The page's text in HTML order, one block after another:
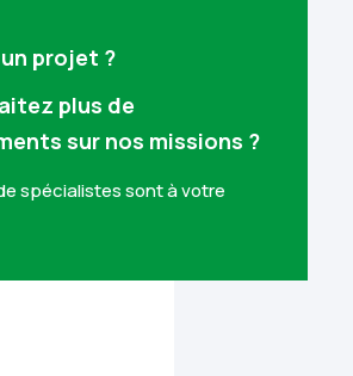
projet ?
plus de
sur nos missions ?
spécialistes sont à votre